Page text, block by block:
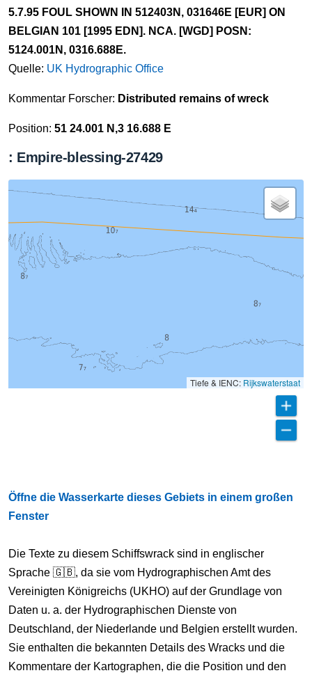
5.7.95 FOUL SHOWN IN 512403N, 031646E [EUR] ON
BELGIAN 101 [1995 EDN]. NCA. [WGD] POSN:
5124.001N, 0316.688E.
Quelle: UK Hydrographic Office
Kommentar Forscher: Distributed remains of wreck
Position: 51 24.001 N,3 16.688 E
: Empire-blessing-27429
Tiefe & IENC: Rijkswaterstaat
Öffne die Wasserkarte dieses Gebiets in einem großen
Fenster
Die Texte zu diesem Schiffswrack sind in englischer
Sprache 🇬🇧, da sie vom Hydrographischen Amt des
Vereinigten Königreichs (UKHO) auf der Grundlage von
Daten u. a. der Hydrographischen Dienste von
Deutschland, der Niederlande und Belgien erstellt wurden.
Sie enthalten die bekannten Details des Wracks und die
Kommentare der Kartographen, die die Position und den